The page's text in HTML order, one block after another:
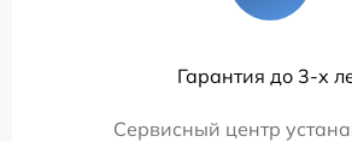
Гарантия до 3-х
Сервисный центр